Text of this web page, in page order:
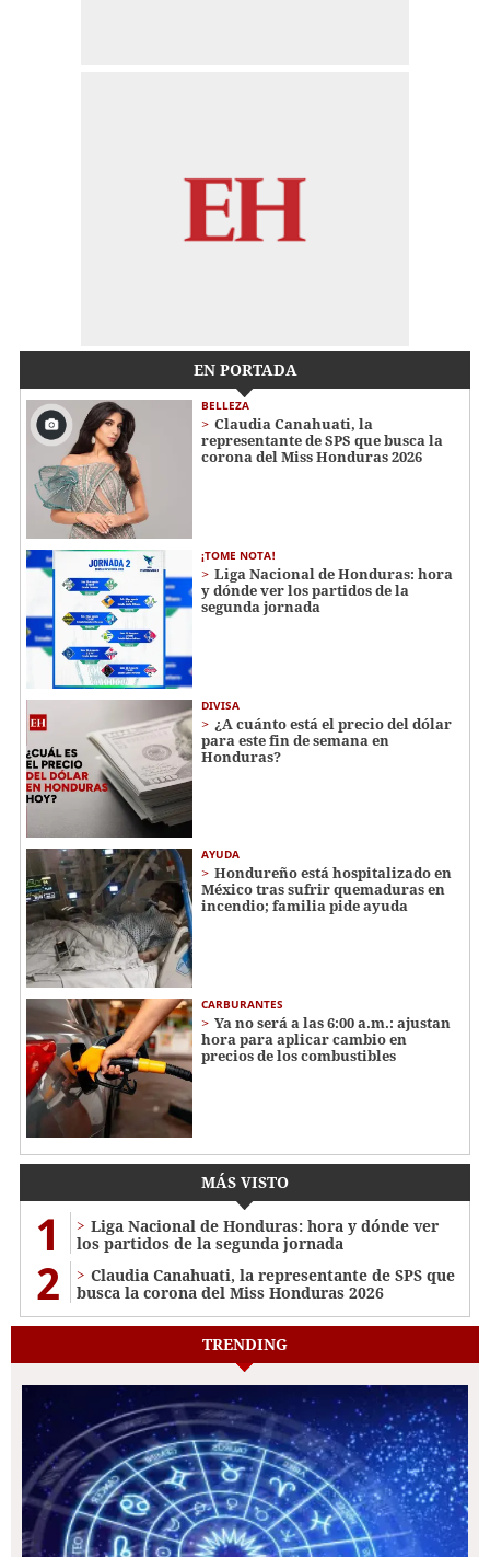
EN PORTADA
BELLEZA
Claudia Canahuati, la
representante de SPS que busca la
corona del Miss Honduras 2026
¡TOME NOTA!
Liga Nacional de Honduras: hora
y dónde ver los partidos de la
segunda jornada
DIVISA
¿A cuánto está el precio del dólar
para este fin de semana en
Honduras?
AYUDA
Hondureño está hospitalizado en
México tras sufrir quemaduras en
incendio; familia pide ayuda
CARBURANTES
Ya no será a las 6:00 a.m.: ajustan
hora para aplicar cambio en
precios de los combustibles
MÁS VISTO
1
Liga Nacional de Honduras: hora y dónde ver
los partidos de la segunda jornada
2
Claudia Canahuati, la representante de SPS que
busca la corona del Miss Honduras 2026
TRENDING